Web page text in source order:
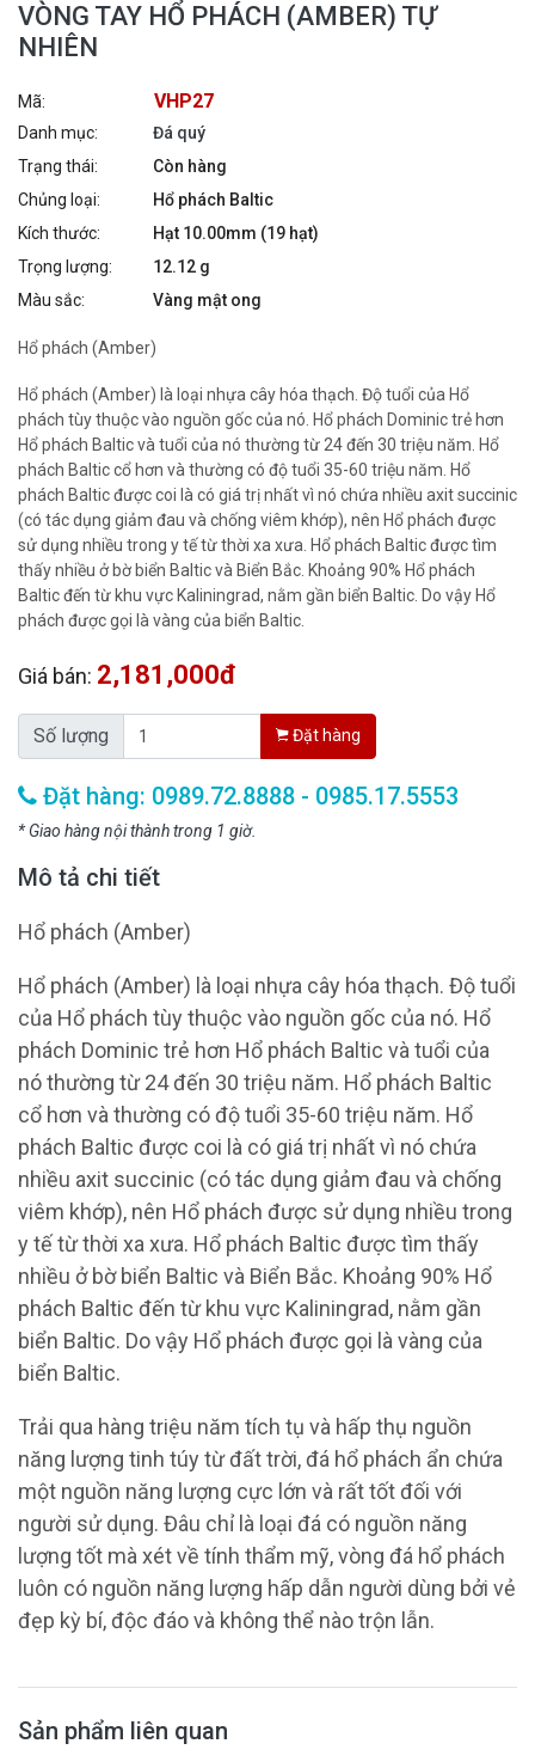
VÒNG TAY HỔ PHÁCH (AMBER) TỰ
NHIÊN
Mã: VHP27
Danh mục:
Đá quý
Trạng thái:
Còn hàng
Chủng loại:
Hổ phách Baltic
Kích thước:
Hạt 10.00mm (19 hạt)
Trọng lượng:
12.12 g
Màu sắc:
Vàng mật ong
Hổ phách (Amber)
Hổ phách (Amber) là loại nhựa cây hóa thạch. Độ tuổi của Hổ
phách tùy thuộc vào nguồn gốc của nó. Hổ phách Dominic trẻ hơn
Hổ phách Baltic và tuổi của nó thường từ 24 đến 30 triệu năm. Hổ
phách Baltic cổ hơn và thường có độ tuổi 35-60 triệu năm. Hổ
phách Baltic được coi là có giá trị nhất vì nó chứa nhiều axit succinic
(có tác dụng giảm đau và chống viêm khớp), nên Hổ phách được
sử dụng nhiều trong y tế từ thời xa xưa. Hổ phách Baltic được tìm
thấy nhiều ở bờ biển Baltic và Biển Bắc. Khoảng 90% Hổ phách
Baltic đến từ khu vực Kaliningrad, nằm gần biển Baltic. Do vậy Hổ
phách được gọi là vàng của biển Baltic.
Giá bán: 2,181,000đ
Số lượng Đặt hàng
Đặt hàng: 0989.72.8888 - 0985.17.5553
* Giao hàng nội thành trong 1 giờ.
Mô tả chi tiết
Hổ phách (Amber)
Hổ phách (Amber) là loại nhựa cây hóa thạch. Độ tuổi
của Hổ phách tùy thuộc vào nguồn gốc của nó. Hổ
phách Dominic trẻ hơn Hổ phách Baltic và tuổi của
nó thường từ 24 đến 30 triệu năm. Hổ phách Baltic
cổ hơn và thường có độ tuổi 35-60 triệu năm. Hổ
phách Baltic được coi là có giá trị nhất vì nó chứa
nhiều axit succinic (có tác dụng giảm đau và chống
viêm khớp), nên Hổ phách được sử dụng nhiều trong
y tế từ thời xa xưa. Hổ phách Baltic được tìm thấy
nhiều ở bờ biển Baltic và Biển Bắc. Khoảng 90% Hổ
phách Baltic đến từ khu vực Kaliningrad, nằm gần
biển Baltic. Do vậy Hổ phách được gọi là vàng của
biển Baltic.
Trải qua hàng triệu năm tích tụ và hấp thụ nguồn
năng lượng tinh túy từ đất trời, đá hổ phách ẩn chứa
một nguồn năng lượng cực lớn và rất tốt đối với
người sử dụng. Đâu chỉ là loại đá có nguồn năng
lượng tốt mà xét về tính thẩm mỹ, vòng đá hổ phách
luôn có nguồn năng lượng hấp dẫn người dùng bởi vẻ
đẹp kỳ bí, độc đáo và không thể nào trộn lẫn.
Sản phẩm liên quan